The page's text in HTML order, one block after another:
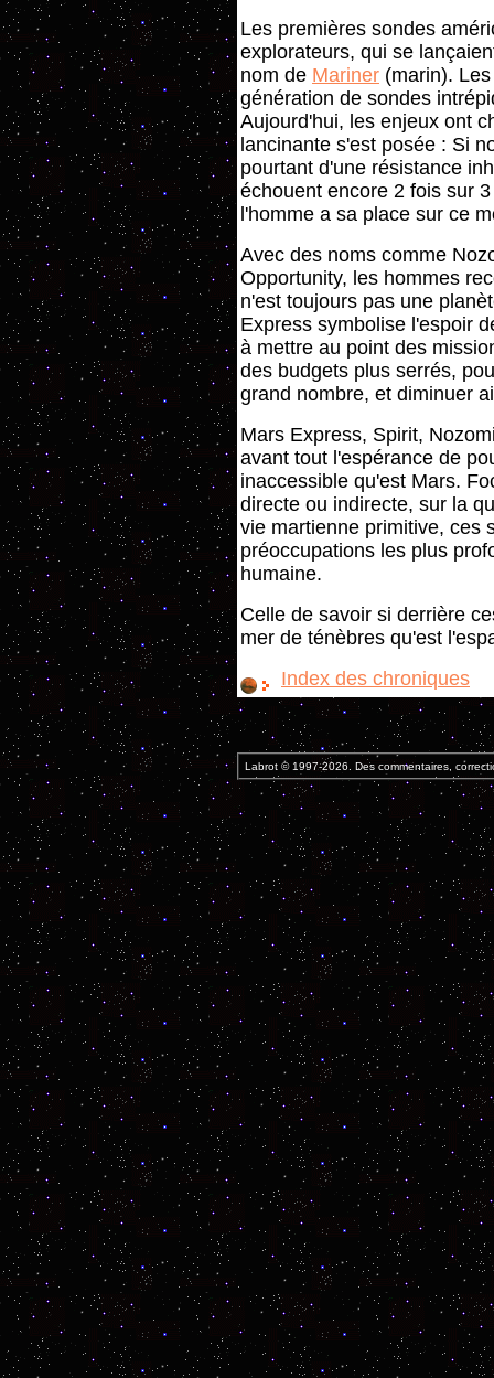
Les premières sondes
explorateurs, qui se
nom de Mariner (marin).
génération de sondes
Aujourd'hui, les enjeux ont
lancinante s'est posée : Si
pourtant d'une résistance
échouent encore 2 fois sur
l'homme a sa place sur ce
Avec des noms comme
Opportunity, les hommes
n'est toujours pas une
Express symbolise l'espoir
à mettre au point des
des budgets plus serrés,
grand nombre, et diminuer
Mars Express, Spirit,
avant tout l'espérance de
inaccessible qu'est Mars.
directe ou indirecte, sur la
vie martienne primitive, ces
préoccupations les plus
humaine.
Celle de savoir si derrière
mer de ténèbres qu'est
Index des chroniques
Labrot © 1997-2026. Des commentaires,